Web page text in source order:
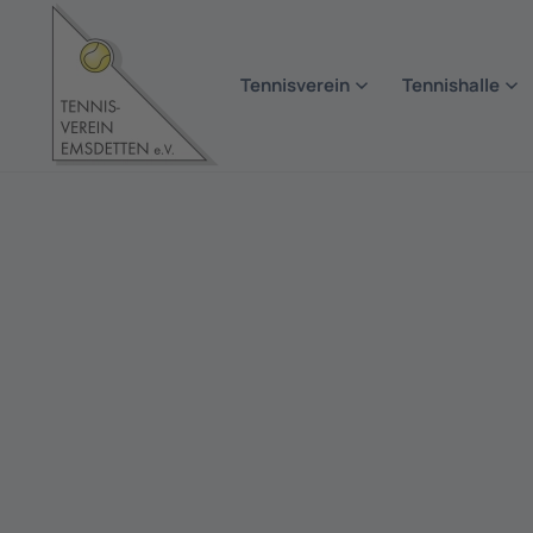
Zum Hauptinhalt springen
Tennisverein Tennishalle